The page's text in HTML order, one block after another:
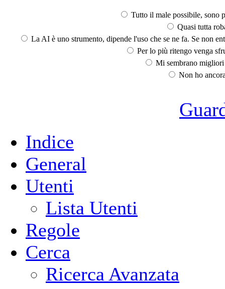
Tutto il male possibile, sono
Quasi tutta
La AI è uno strumento, dipende l'uso che se ne fa. Se non
Per lo più ritengo venga
Mi sembrano
Non ho
Indice
General
Utenti
Lista Utenti
Regole
Cerca
Ricerca Avanzata